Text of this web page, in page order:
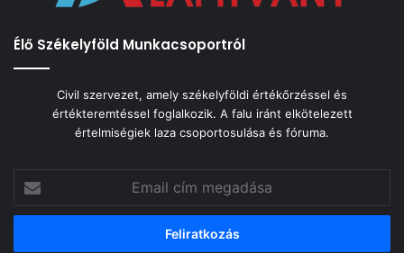
Élő Székelyföld Munkacsoportról
Civil szervezet, amely székelyföldi értékőrzéssel és
értékteremtéssel foglalkozik. A falu iránt elkötelezett
értelmiségiek laza csoportosulása és fóruma.
cím
megadása